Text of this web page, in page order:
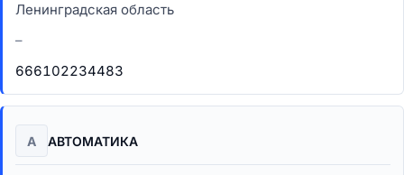
Ленинградская область
–
666102234483
А АВТОМАТИКА